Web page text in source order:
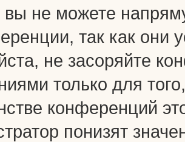
не можете
так как они
не засоряйте
только для
конференций
понизят